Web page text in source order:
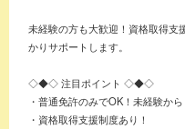
未経験の方も大歓迎！資格取得支
かりサポートします。
◇◆◇ 注目ポイント ◇◆◇
・普通免許のみでOK！未経験か
・資格取得支援制度あり！